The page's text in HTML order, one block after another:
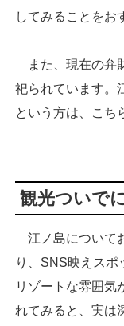
してみることをお
また、現在の弁
祀られています。
という方は、こち
観光ついで
江ノ島について
り、SNS映えスポ
リゾートな雰囲気
れてみると、実は